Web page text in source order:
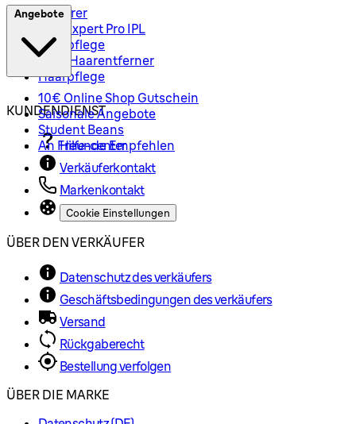
Epilierer
Silk-Expert Pro IPL
Hautpflege
Mini-Haarentferner
Haarpflege
Angebote
10€ Online Shop Gutschein
Saisonale Angebote
Student Beans
An Freunde Empfehlen
KUNDENDIENST
Hilfe-center
Verkäuferkontakt
Markenkontakt
Cookie Einstellungen
ÜBER DEN VERKÄUFER
Datenschutz des verkäufers
Geschäftsbedingungen des verkäufers
Versand
Rückgaberecht
Bestellung verfolgen
ÜBER DIE MARKE